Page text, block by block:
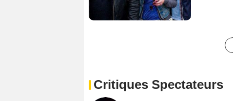
Critiques Spectateurs